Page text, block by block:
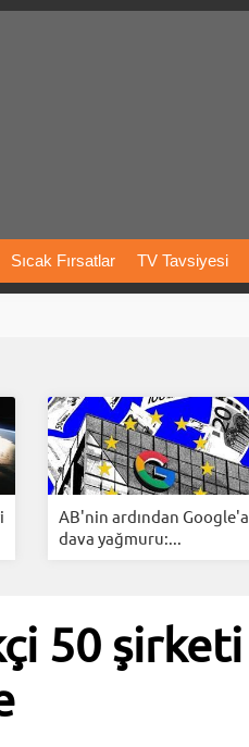
Sıcak Fırsatlar TV Tavsiyesi
İnstagram Çöktü Mü
AB'nin ardından Google'a
dava yağmuru:...
50